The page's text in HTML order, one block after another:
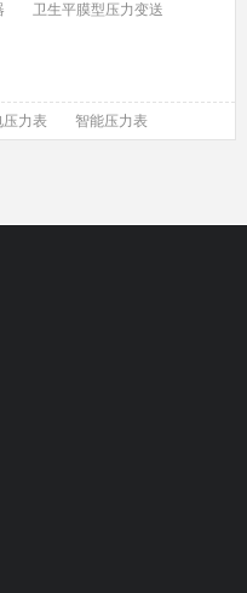
卫生平膜型压力变送
压力表 智能压力表